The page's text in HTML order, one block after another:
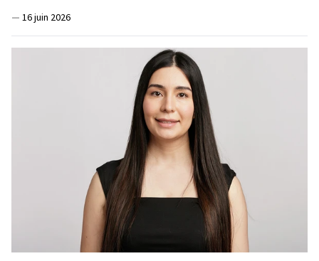
— 16 juin 2026